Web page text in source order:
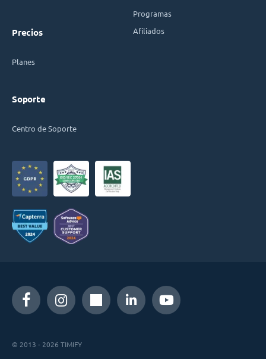
Precios
Planes
Soporte
Centro de Soporte
Programas
Afiliados
© 2013 - 2026 TIMIFY